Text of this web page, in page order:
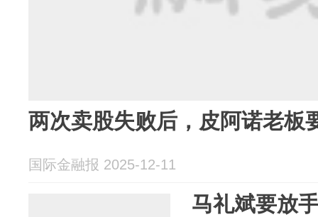
两次卖股失败后，皮阿诺老板
国际金融报 2025-12-11
马礼斌要放